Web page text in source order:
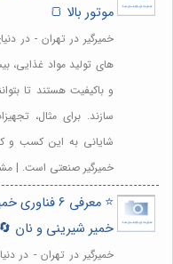
موتور بالا 🍞
خمیرگیر در تهران - در
های تولید مواد غذایی،
و باکیفیت هستند تا
سازند. برای مثال،
شایانی به این کسب و
خمیرگیر صنعتی است. |
⭐️ معرفی 6
خمیر شیرینی و نان 🔄
خمیرگیر در تهران - در